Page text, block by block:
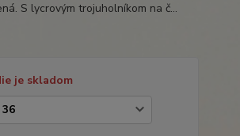
S lycrovým trojuholníkom na č...
je skladom